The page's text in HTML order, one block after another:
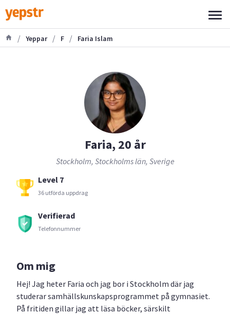
/ Yeppar / F / Faria Islam
Faria, 20 år
Stockholm, Stockholms län, Sverige
Level 7
36 utförda uppdrag
Verifierad
Telefonnummer
Om mig
Hej! Jag heter Faria och jag bor i Stockholm där jag
studerar samhällskunskapsprogrammet på gymnasiet.
På fritiden gillar jag att läsa böcker, särskilt